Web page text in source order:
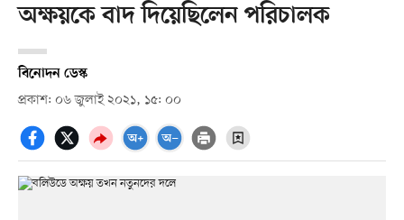
অক্ষয়কে বাদ দিয়েছিলেন পরিচালক
বিনোদন ডেস্ক
প্রকাশ: ০৬ জুলাই ২০২১, ১৫: ০০